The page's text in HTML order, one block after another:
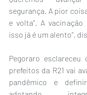
segurança. A pior
e volta". A vacinação
isso já é um alento”,
Pegoraro
prefeitos da R21 vai
pandêmico e